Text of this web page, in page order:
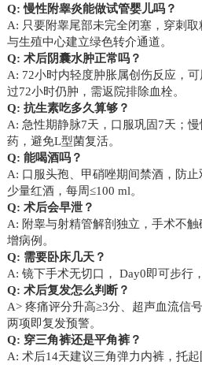
Q: 慢性附睾炎能做试管婴儿吗？
A: 只要附睾尾部未完全闭塞，穿刺
与生殖中心建立绿色转介通道。
Q: 术后阴囊水肿正常吗？
A: 72小时内轻度肿胀属创伤反应，
过72小时仍肿，需返院排除血栓。
Q: 抗生素吃多久算够？
A: 急性期静脉7天，口服巩固7天；
药，避免L型菌复活。
Q: 能喝酒吗？
A: 口服头孢、甲硝唑期间禁酒，防
少量红酒，每周≤100 ml。
Q: 术后会早泄？
A: 附睾与射精管解剖独立，手术不
增病例。
Q: 需要卧床几天？
A: 镜下手术无切口， Day0即可步行
Q: 术后复发怎么判断？
A> 疼痛评分升高≥3分、超声血流信
两项即复发预警。
Q: 穿三角裤还是平角裤？
A: 术后14天建议三角弹力内裤，托